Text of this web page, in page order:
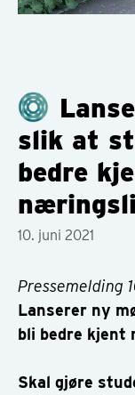
slik at
bedre
10. juni 2021
Pressemelding
Lanserer ny
bli bedre kjent
Skal gjøre